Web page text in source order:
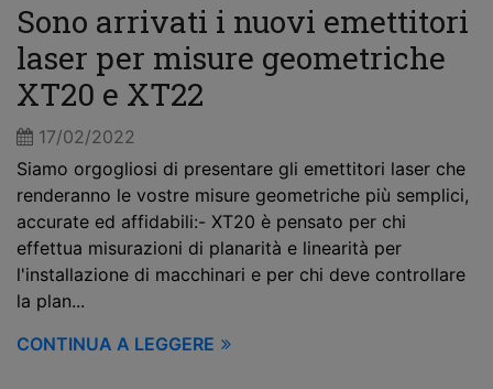
Sono arrivati i nuovi emettitori
laser per misure geometriche
XT20 e XT22
17/02/2022
Siamo orgogliosi di presentare gli emettitori laser che
renderanno le vostre misure geometriche più semplici,
accurate ed affidabili:- XT20 è pensato per chi
effettua misurazioni di planarità e linearità per
l'installazione di macchinari e per chi deve controllare
la plan...
CONTINUA A LEGGERE